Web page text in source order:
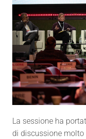
La sessione ha
di discussione molto